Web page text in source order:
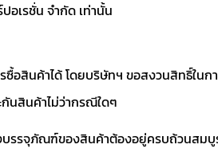
อเรชั่น จำกัด เท่านั้น
สินค้าได้ โดยบริษัทฯ ขอสงวนสิทธิ์ในก
นสินค้าไม่ว่ากรณีใดๆ
บรรจุภัณฑ์ของสินค้าต้องอยู่ครบถ้วนสม